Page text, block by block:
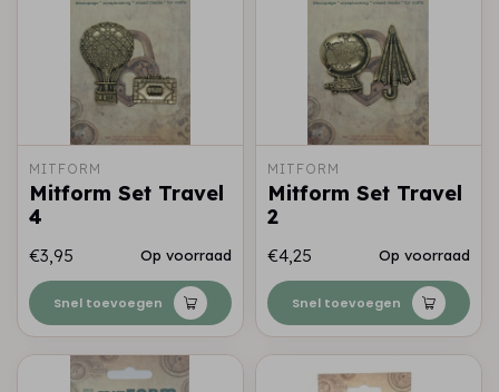
MITFORM
Mitform Set Travel
4
€3,95 Op voorraad
Snel toevoegen
MITFORM
Mitform Set Travel
2
€4,25 Op voorraad
Snel toevoegen